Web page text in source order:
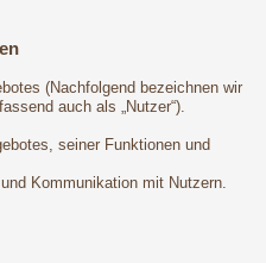
(Nachfolgend bezeichnen wir
auch als „Nutzer“).
seiner Funktionen und
Kommunikation mit Nutzern.